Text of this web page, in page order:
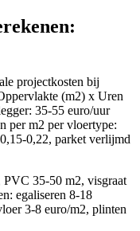
projectkosten bij
(m2) x Uren
35-55 euro/uur
per m2 per vloertype:
0,22, parket verlijmd
PVC 35-50 m2, visgraat
egaliseren 8-18
3-8 euro/m2, plinten